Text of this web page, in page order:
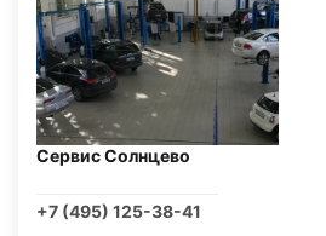
Сервис Солнцево
+7 (495) 125-38-41